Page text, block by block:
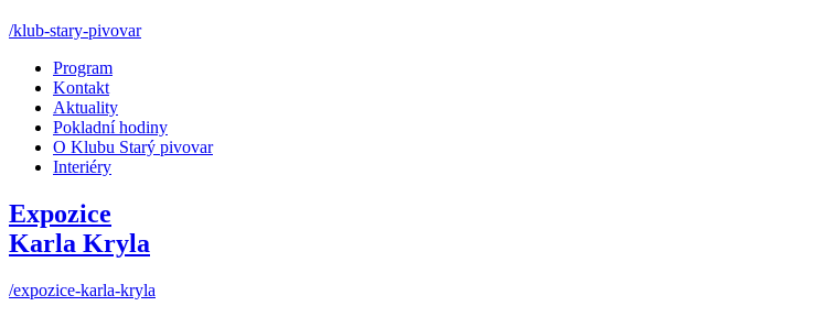
/klub-stary-pivovar
Program
Kontakt
Aktuality
Pokladní hodiny
O Klubu Starý pivovar
Interiéry
Expozice
Karla Kryla
/expozice-karla-kryla